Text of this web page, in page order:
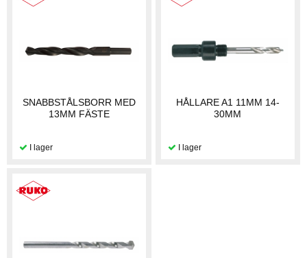
SNABBSTÅLSBORR MED
13MM FÄSTE
HÅLLARE A1 11MM 14-
30MM